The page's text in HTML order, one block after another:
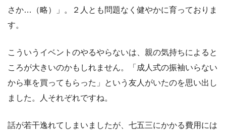
さか…（略）」。２人とも問題なく健やかに育っておりま
す。
こういうイベントのやるやらないは、親の気持ちによると
ころが大きいのかもしれません。「成人式の振袖いらない
から車を買ってもらった」という友人がいたのを思い出し
ました。人それぞれですね。
話が若干逸れてしまいましたが、七五三にかかる費用には